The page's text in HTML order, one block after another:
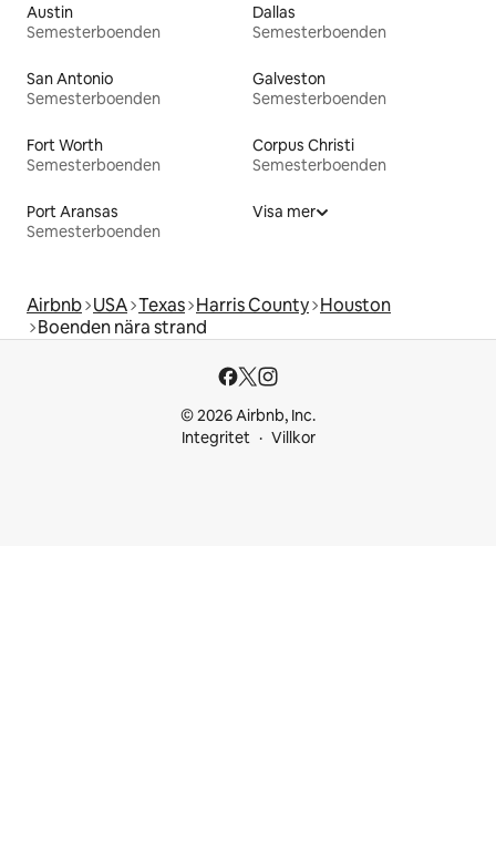
Austin
Semesterboenden
Dallas
Semesterboenden
San Antonio
Semesterboenden
Galveston
Semesterboenden
Fort Worth
Semesterboenden
Corpus Christi
Semesterboenden
Port Aransas
Semesterboenden
Visa mer
Airbnb USA Texas Harris County Houston
Boenden nära strand
© 2026 Airbnb, Inc.
Integritet
Villkor